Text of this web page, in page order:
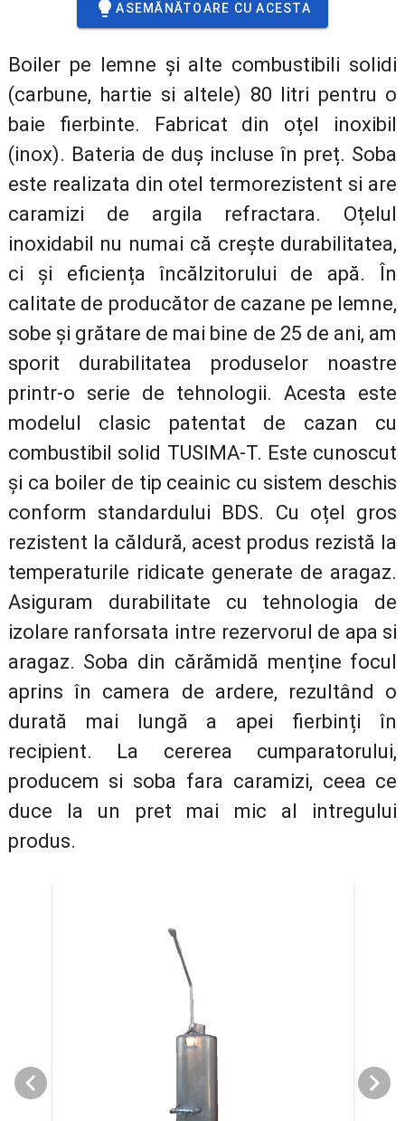
ASEMĂNĂTOARE CU ACESTA
Boiler pe lemne și alte combustibili solidi
(carbune, hartie si altele) 80 litri pentru o
baie fierbinte. Fabricat din oțel inoxibil
(inox). Bateria de duș incluse în preț. Soba
este realizata din otel termorezistent si are
caramizi de argila refractara. Oțelul
inoxidabil nu numai că crește durabilitatea,
ci și eficiența încălzitorului de apă. În
calitate de producător de cazane pe lemne,
sobe și grătare de mai bine de 25 de ani, am
sporit durabilitatea produselor noastre
printr-o serie de tehnologii. Acesta este
modelul clasic patentat de cazan cu
combustibil solid TUSIMA-T. Este cunoscut
și ca boiler de tip ceainic cu sistem deschis
conform standardului BDS. Cu oțel gros
rezistent la căldură, acest produs rezistă la
temperaturile ridicate generate de aragaz.
Asiguram durabilitate cu tehnologia de
izolare ranforsata intre rezervorul de apa si
aragaz. Soba din cărămidă menține focul
aprins în camera de ardere, rezultând o
durată mai lungă a apei fierbinți în
recipient. La cererea cumparatorului,
producem si soba fara caramizi, ceea ce
duce la un pret mai mic al intregului
produs.